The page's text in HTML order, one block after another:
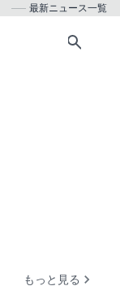
最新ニュース一覧
もっと見る